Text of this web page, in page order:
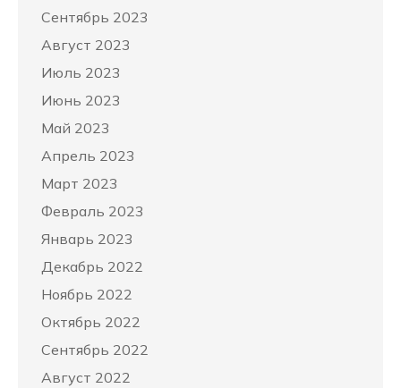
Сентябрь 2023
Август 2023
Июль 2023
Июнь 2023
Май 2023
Апрель 2023
Март 2023
Февраль 2023
Январь 2023
Декабрь 2022
Ноябрь 2022
Октябрь 2022
Сентябрь 2022
Август 2022